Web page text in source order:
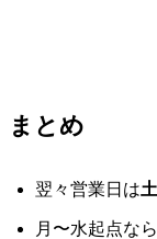
まとめ
翌々営業日は
月〜水起点な